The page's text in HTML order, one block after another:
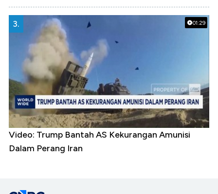
01:29
3.
Video: Trump Bantah AS Kekurangan Amunisi
Dalam Perang Iran